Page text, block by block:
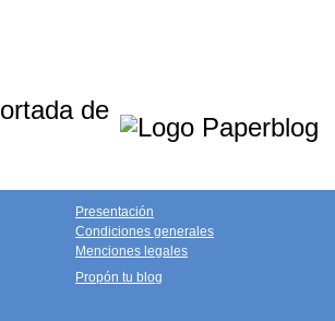
de
Presentación
Condiciones generales
Menciones legales
Propón tu blog